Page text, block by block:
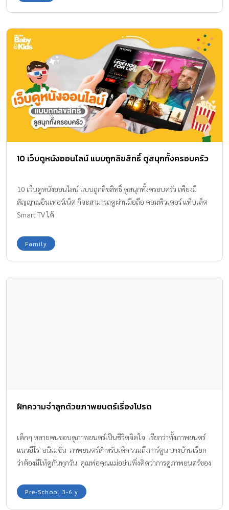
10 เว็บดูหนังออนไลน์ แบบถูกลิขสิทธิ์ ดูสนุกทั้งครอบครัว
10 เว็บดูหนังออนไลน์ แบบถูกลิขสิทธิ์ ดูสนุกทั้งครอบครัว เพียงมี
สัญญาณอินเทอร์เน็ต ก็จะสามารถดูผ่านมือถือ คอมพิวเตอร์ แท็บเล็ต
Smart TV ได้
Family
ฝึกความจำลูกด้วยภาพยนตร์เรื่องโปรด
เด็กๆ หลายคนชอบดูภาพยนตร์เป็นชีวิตจิตใจ เรียกว่าทั้งภาพยนตร์
แนวฮีโร่ อนิเมชั่น ภาพยนตร์สำหรับเด็ก รวมถึงการ์ตูน บางบ้านเรียก
ว่าต้องมีให้ดูกันทุกวัน คุณพ่อคุณแม่อย่าเพิ่งคิดว่าการดูภาพยนตร์ของ
เท่านั้น แต่การดูภาพยนตร์ของลูกยังช่วยเสริมทักษะในเรื่องของความ
จำให้ลูกได้ด้วยค่ะ เรามีวิธีการฝึกความจำให้ลูกมาบอกต่อกัน ทำได้
Pre-School 3-6 y